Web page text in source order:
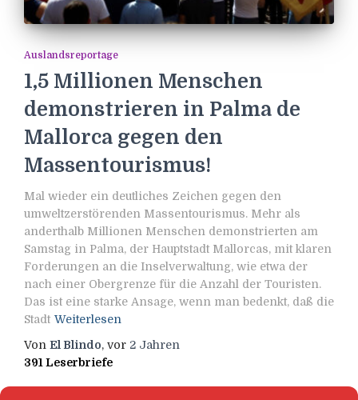
Auslandsreportage
1,5 Millionen Menschen
demonstrieren in Palma de
Mallorca gegen den
Massentourismus!
Mal wieder ein deutliches Zeichen gegen den
umweltzerstörenden Massentourismus. Mehr als
anderthalb Millionen Menschen demonstrierten am
Samstag in Palma, der Hauptstadt Mallorcas, mit klaren
Forderungen an die Inselverwaltung, wie etwa der
nach einer Obergrenze für die Anzahl der Touristen.
Das ist eine starke Ansage, wenn man bedenkt, daß die
Stadt Weiterlesen
Von El Blindo, vor 2 Jahren
391 Leserbriefe